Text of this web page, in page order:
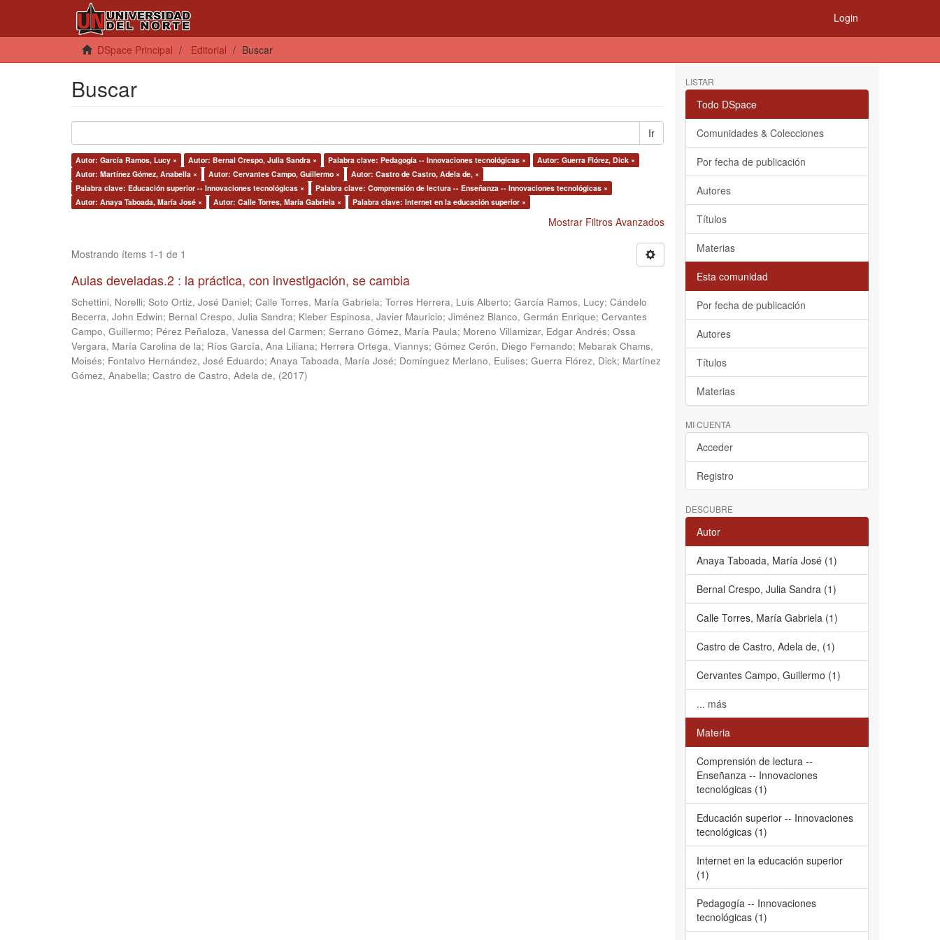
Login
DSpace Principal Editorial Buscar
Buscar
Ir
Autor: García Ramos, Lucy × Autor: Bernal Crespo, Julia Sandra × Palabra clave: Pedagogía -- Innovaciones tecnológicas ×
Autor: Guerra Flórez, Dick ×
Autor: Martínez Gómez, Anabella ×
Autor: Cervantes Campo, Guillermo ×
Autor: Castro de Castro, Adela de, ×
Palabra clave: Educación superior -- Innovaciones tecnológicas ×
Palabra clave: Comprensión de lectura -- Enseñanza -- Innovaciones tecnológicas ×
Autor: Anaya Taboada, María José ×
Autor: Calle Torres, María Gabriela × Palabra clave: Internet en la educación superior ×
Mostrar Filtros Avanzados
Mostrando ítems 1-1 de 1
Aulas develadas.2 : la práctica, con investigación, se cambia
Schettini, Norelli; Soto Ortiz, José Daniel; Calle Torres, María Gabriela; Torres Herrera, Luis Alberto; García Ramos, Lucy; Cándelo
Becerra, John Edwin; Bernal Crespo, Julia Sandra; Kleber Espinosa, Javier Mauricio; Jiménez Blanco, Germán Enrique; Cervantes
Campo, Guillermo; Pérez Peñaloza, Vanessa del Carmen; Serrano Gómez, María Paula; Moreno Villamizar, Edgar Andrés; Ossa
Vergara, María Carolina de la; Ríos García, Ana Liliana; Herrera Ortega, Viannys; Gómez Cerón, Diego Fernando; Mebarak Chams,
Moisés; Fontalvo Hernández, José Eduardo; Anaya Taboada, María José; Domínguez Merlano, Eulises; Guerra Flórez, Dick; Martínez
Gómez, Anabella; Castro de Castro, Adela de, (2017)
LISTAR
Todo DSpace
Comunidades & Colecciones
Por fecha de publicación
Autores
Títulos
Materias
Esta comunidad
Por fecha de publicación
Autores
Títulos
Materias
MI CUENTA
Acceder
Registro
DESCUBRE
Autor
Anaya Taboada, María José (1)
Bernal Crespo, Julia Sandra (1)
Calle Torres, María Gabriela (1)
Castro de Castro, Adela de, (1)
Cervantes Campo, Guillermo (1)
... más
Materia
Comprensión de lectura --
Enseñanza -- Innovaciones
tecnológicas (1)
Educación superior -- Innovaciones
tecnológicas (1)
Internet en la educación superior
(1)
Pedagogía -- Innovaciones
tecnológicas (1)